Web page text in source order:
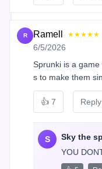
R Ramell ★★★★★
6/5/2026
Sprunki is a
s to make them
👍 7 Reply
S Sky the
YOU